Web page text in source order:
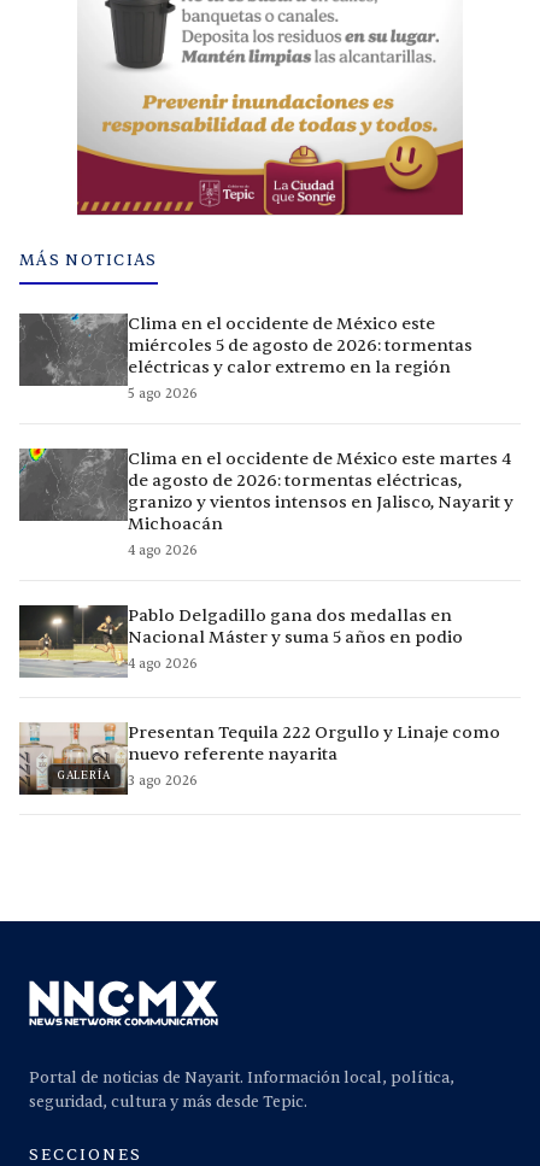
MÁS NOTICIAS
Clima en el occidente de México este
miércoles 5 de agosto de 2026: tormentas
eléctricas y calor extremo en la región
5 ago 2026
Clima en el occidente de México este martes 4
de agosto de 2026: tormentas eléctricas,
granizo y vientos intensos en Jalisco, Nayarit y
Michoacán
4 ago 2026
Pablo Delgadillo gana dos medallas en
Nacional Máster y suma 5 años en podio
4 ago 2026
GALERÍA
Presentan Tequila 222 Orgullo y Linaje como
nuevo referente nayarita
3 ago 2026
Portal de noticias de Nayarit. Información local, política,
seguridad, cultura y más desde Tepic.
SECCIONES